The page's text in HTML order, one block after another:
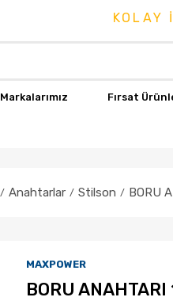
KOLAY
Markalarımız Fırsat
Anahtarlar Stilson BORU
MAXPOWER
BORU